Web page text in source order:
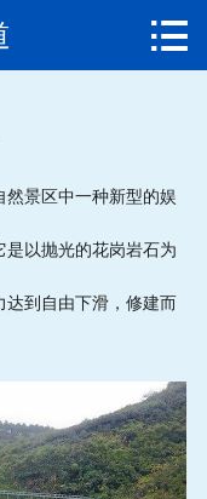
成功案例

景区中一种新型的娱
是以抛光的花岗岩石为
到自由下滑，修建而